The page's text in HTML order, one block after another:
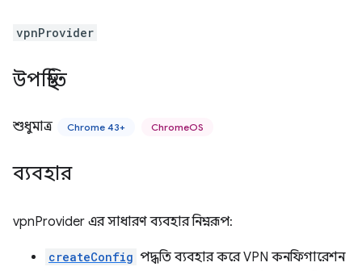
vpnProvider
উপস্থিতি
শুধুমাত্র Chrome 43+ ChromeOS
ব্যবহার
vpnProvider এর সাধারণ ব্যবহার নিম্নরূপ:
createConfig পদ্ধতি ব্যবহার করে VPN কনফিগারেশন